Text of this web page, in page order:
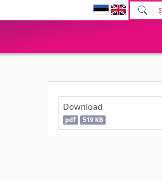
Download
pdf 519 KB